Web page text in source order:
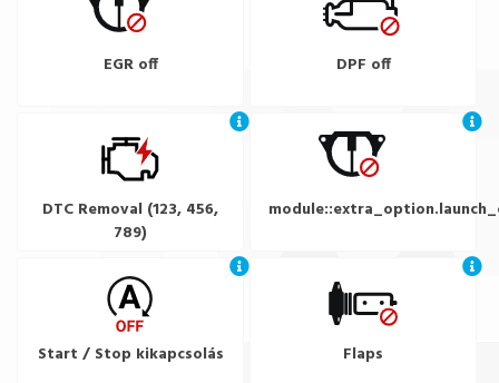
EGR off DPF off
DTC Removal (123, 456,
789)
Start / Stop kikapcsolás Flaps